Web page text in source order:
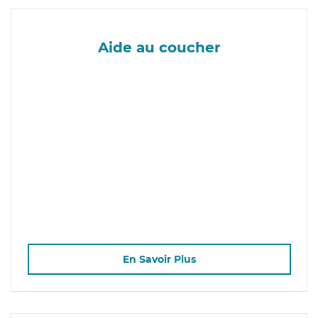
Aide au coucher
En Savoir Plus